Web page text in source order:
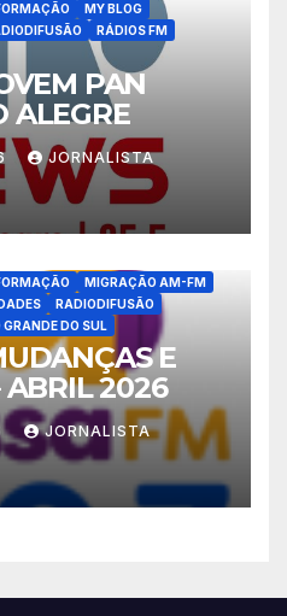
MY BLOG
RÁDIOS FM
PAN
ALEGRE
JORNALISTA
MIGRAÇÃO AM-FM
RADIODIFUSÃO
GRANDE DO SUL
E
ABRIL 2026
JORNALISTA